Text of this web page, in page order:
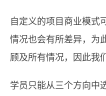
自定义的项目商业模式
情况也会有所差异，为
顾及所有情况，因此我
学员只能从三个方向中